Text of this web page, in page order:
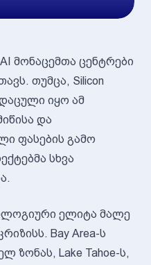
მონაცემთა ცენტრები
თუმცა, Silicon
იყო ამ
და
ფასების გამო
სხვა
ელიტა მალე
Bay Area-ს
ზონას, Lake Tahoe-ს,